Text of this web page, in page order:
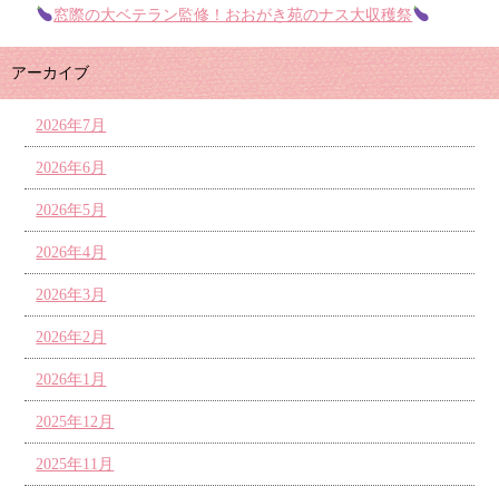
窓際の大ベテラン監修！おおがき苑のナス大収穫祭
アーカイブ
2026年7月
2026年6月
2026年5月
2026年4月
2026年3月
2026年2月
2026年1月
2025年12月
2025年11月